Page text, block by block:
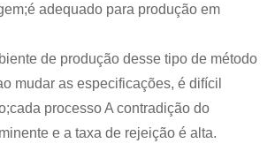
adequado para produção em
de produção desse tipo de método
mudar as especificações, é difícil
processo A contradição do
e a taxa de rejeição é alta.